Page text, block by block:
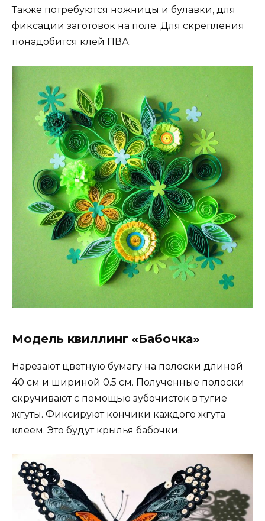
Также потребуются ножницы и булавки, для
фиксации заготовок на поле. Для скрепления
понадобится клей ПВА.
Модель квиллинг «Бабочка»
Нарезают цветную бумагу на полоски длиной
40 см и шириной 0.5 см. Полученные полоски
скручивают с помощью зубочисток в тугие
жгуты. Фиксируют кончики каждого жгута
клеем. Это будут крылья бабочки.